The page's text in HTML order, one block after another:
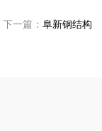
下一篇： 阜新钢结构